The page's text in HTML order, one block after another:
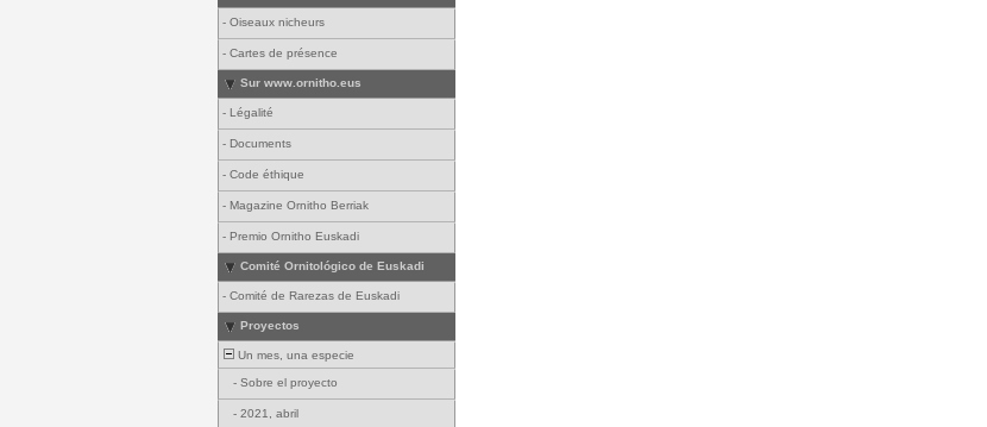
- Oiseaux nicheurs
- Cartes de présence
Sur www.ornitho.eus
- Légalité
- Documents
- Code éthique
- Magazine Ornitho Berriak
- Premio Ornitho Euskadi
Comité Ornitológico de Euskadi
- Comité de Rarezas de Euskadi
Proyectos
Un mes, una especie
- Sobre el proyecto
- 2021, abril